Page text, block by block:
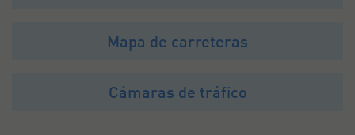
Mapa de carreteras
Cámaras de tráfico